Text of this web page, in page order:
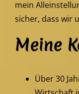
mein
sicher, dass wir
Meine
Über 30